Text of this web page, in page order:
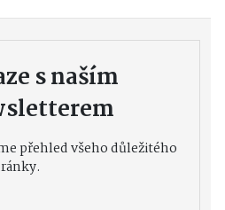
s naším
přehled všeho důležitého